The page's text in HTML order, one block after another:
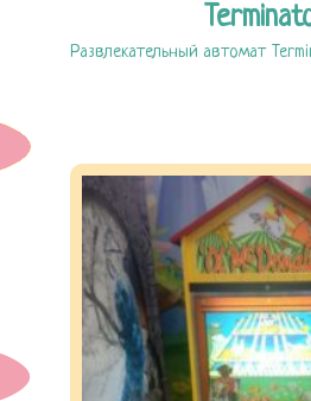
Развлекательный автомат